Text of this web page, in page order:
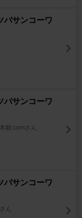
バサンコーワ
バサンコーワ
願.comさん
バサンコーワ
ん